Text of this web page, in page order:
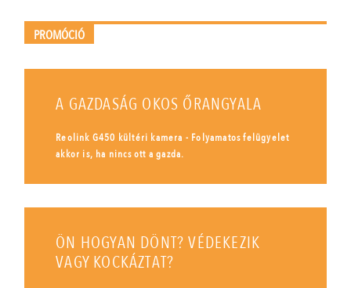
PROMÓCIÓ
A GAZDASÁG OKOS ŐRANGYALA
Reolink G450 kültéri kamera - Folyamatos felügyelet
akkor is, ha nincs ott a gazda.
ÖN HOGYAN DÖNT? VÉDEKEZIK
VAGY KOCKÁZTAT?